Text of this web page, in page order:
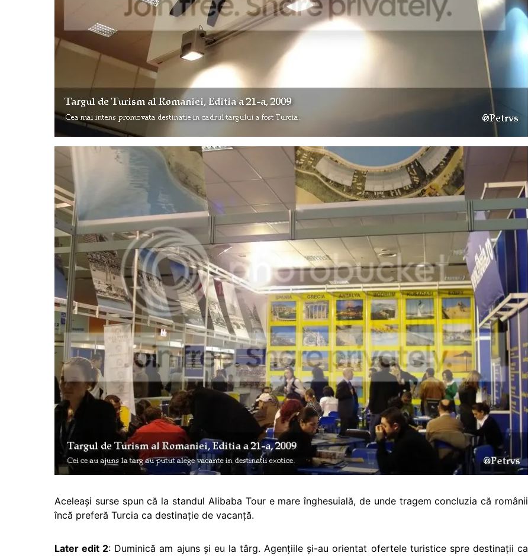
Aceleaşi surse spun că la standul Alibaba Tour e mare înghesuială, de unde tragem concluzia că românii
încă preferă Turcia ca destinaţie de vacanţă.
Later edit 2: Duminică am ajuns şi eu la târg. Agenţiile şi-au orientat ofertele turistice spre destinaţii ca